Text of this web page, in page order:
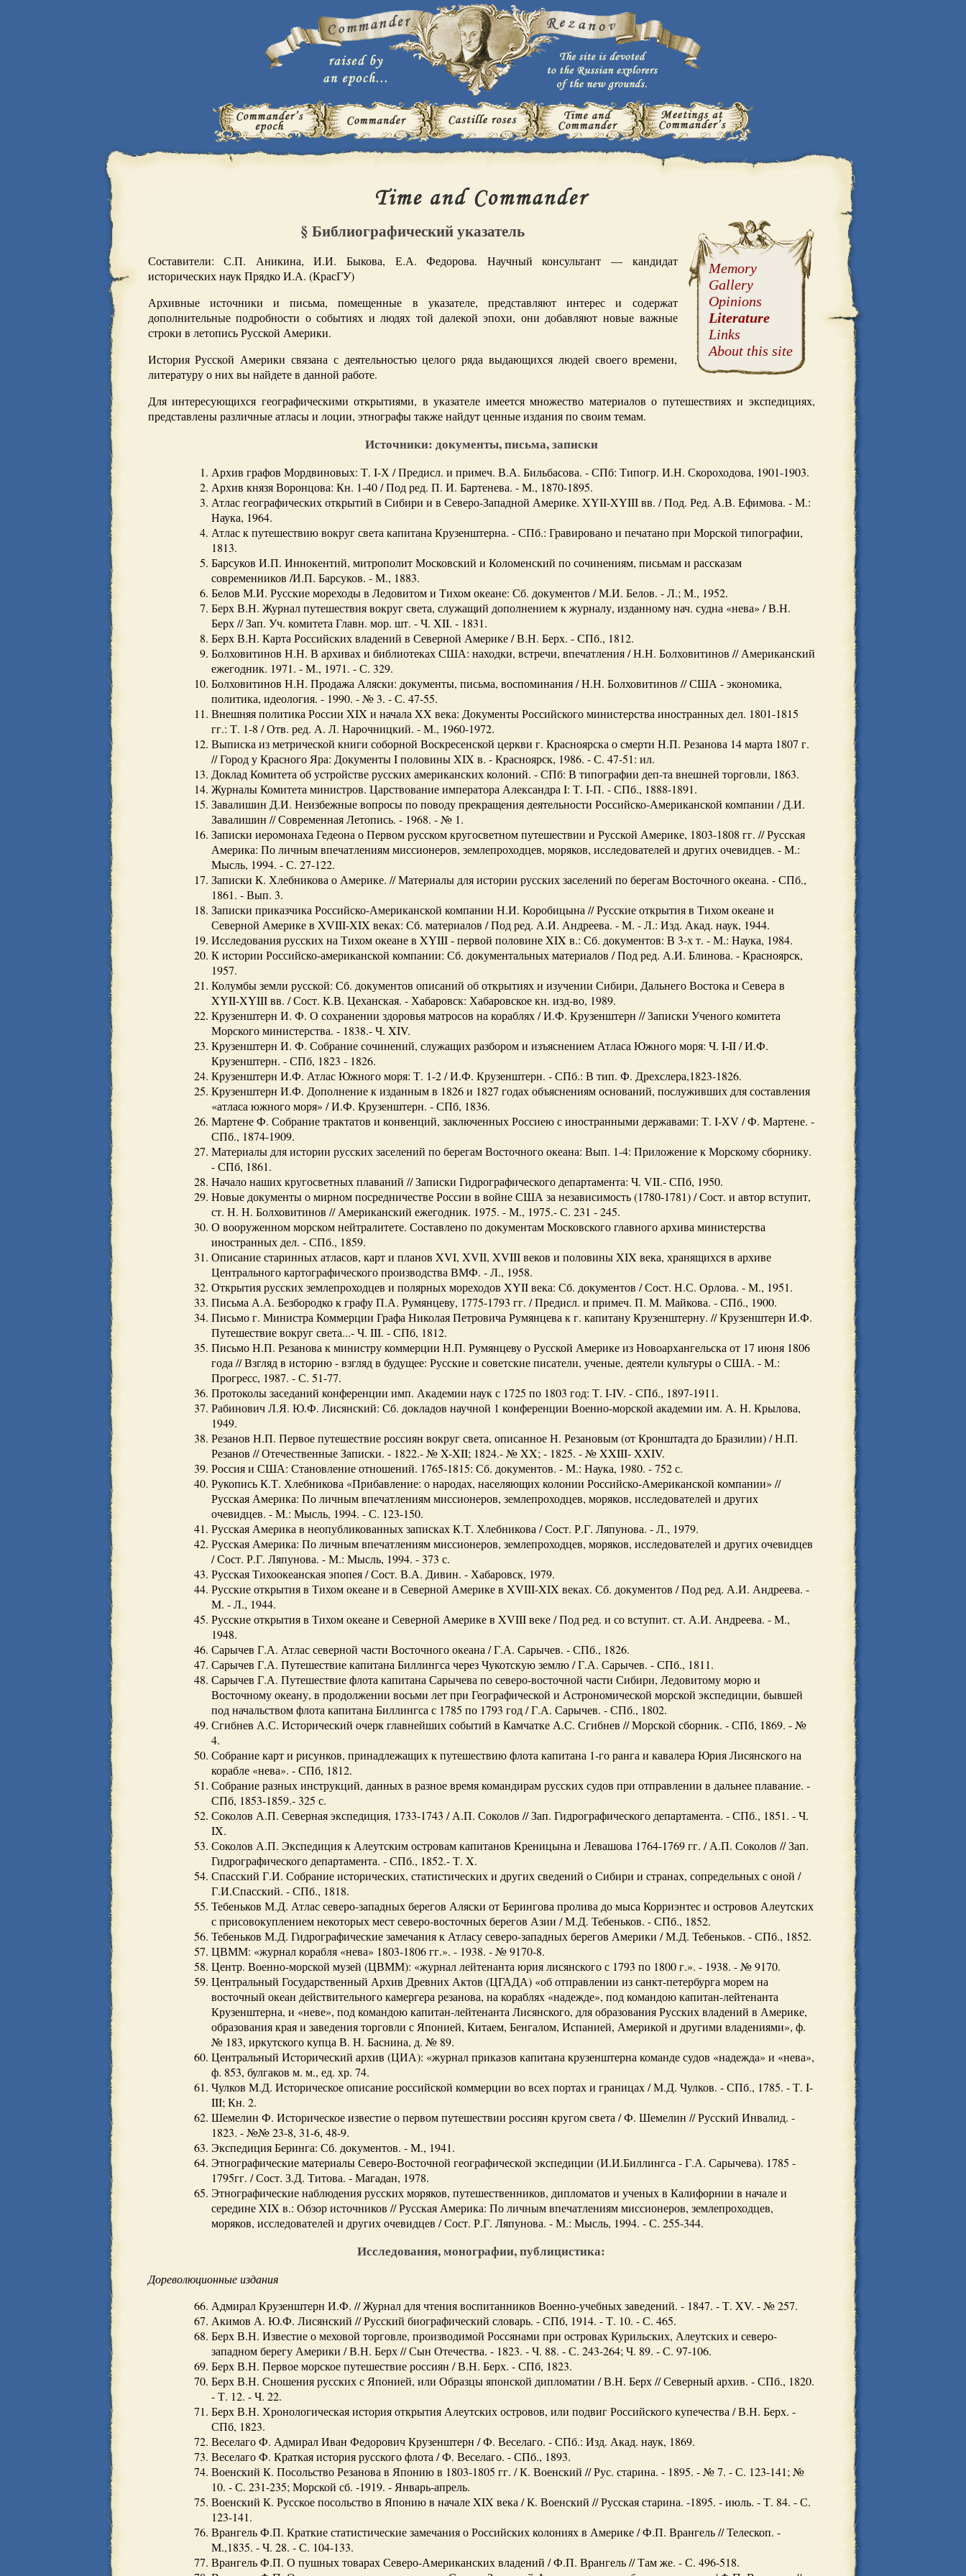
Memory
Gallery
Opinions
Literature
Links
About this site
§ Библиографический указатель
Составители: С.П. Аникина, И.И. Быкова, Е.А. Федорова. Научный консультант — кандидат
исторических наук Прядко И.А. (КрасГУ)
Архивные источники и письма, помещенные в указателе, представляют интерес и содержат
дополнительные подробности о событиях и людях той далекой эпохи, они добавляют новые важные
строки в летопись Русской Америки.
История Русской Америки связана с деятельностью целого ряда выдающихся людей своего времени,
литературу о них вы найдете в данной работе.
Для интересующихся географическими открытиями, в указателе имеется множество материалов о путешествиях и экспедициях,
представлены различные атласы и лоции, этнографы также найдут ценные издания по своим темам.
Источники: документы, письма, записки
Архив графов Мордвиновых: Т. I-Х / Предисл. и примеч. В.А. Бильбасова. - СПб: Типогр. И.Н. Скороходова, 1901-1903.
Архив князя Воронцова: Кн. 1-40 / Под ред. П. И. Бартенева. - М., 1870-1895.
Атлас географических открытий в Сибири и в Северо-Западной Америке. XYII-XYIII вв. / Под. Ред. А.В. Ефимова. - М.:
Наука, 1964.
Атлас к путешествию вокруг света капитана Крузенштерна. - СПб.: Гравировано и печатано при Морской типографии,
1813.
Барсуков И.П. Иннокентий, митрополит Московский и Коломенский по сочинениям, письмам и рассказам
современников /И.П. Барсуков. - М., 1883.
Белов М.И. Русские мореходы в Ледовитом и Тихом океане: Сб. документов / М.И. Белов. - Л.; М., 1952.
Берх В.Н. Журнал путешествия вокруг света, служащий дополнением к журналу, изданному нач. судна «нева» / В.Н.
Берх // Зап. Уч. комитета Главн. мор. шт. - Ч. XII. - 1831.
Берх В.Н. Карта Российских владений в Северной Америке / В.Н. Берх. - СПб., 1812.
Болховитинов Н.Н. В архивах и библиотеках США: находки, встречи, впечатления / Н.Н. Болховитинов // Американский
ежегодник. 1971. - М., 1971. - С. 329.
Болховитинов Н.Н. Продажа Аляски: документы, письма, воспоминания / Н.Н. Болховитинов // США - экономика,
политика, идеология. - 1990. - № 3. - С. 47-55.
Внешняя политика России XIX и начала XX века: Документы Российского министерства иностранных дел. 1801-1815
гг.: Т. 1-8 / Отв. ред. А. Л. Нарочницкий. - М., 1960-1972.
Выписка из метрической книги соборной Воскресенской церкви г. Красноярска о смерти Н.П. Резанова 14 марта 1807 г.
// Город у Красного Яра: Документы I половины XIX в. - Красноярск, 1986. - С. 47-51: ил.
Доклад Комитета об устройстве русских американских колоний. - СПб: В типографии деп-та внешней торговли, 1863.
Журналы Комитета министров. Царствование императора Александра I: Т. I-П. - СПб., 1888-1891.
Завалишин Д.И. Неизбежные вопросы по поводу прекращения деятельности Российско-Американской компании / Д.И.
Завалишин // Современная Летопись. - 1968. - № 1.
Записки иеромонаха Гедеона о Первом русском кругосветном путешествии и Русской Америке, 1803-1808 гг. // Русская
Америка: По личным впечатлениям миссионеров, землепроходцев, моряков, исследователей и других очевидцев. - М.:
Мысль, 1994. - С. 27-122.
Записки К. Хлебникова о Америке. // Материалы для истории русских заселений по берегам Восточного океана. - СПб.,
1861. - Вып. 3.
Записки приказчика Российско-Американской компании Н.И. Коробицына // Русские открытия в Тихом океане и
Северной Америке в XVIII-XIX веках: Сб. материалов / Под ред. А.И. Андреева. - М. - Л.: Изд. Акад. наук, 1944.
Исследования русских на Тихом океане в XYIII - первой половине XIX в.: Сб. документов: В 3-х т. - М.: Наука, 1984.
К истории Российско-американской компании: Сб. документальных материалов / Под ред. А.И. Блинова. - Красноярск,
1957.
Колумбы земли русской: Сб. документов описаний об открытиях и изучении Сибири, Дальнего Востока и Севера в
XYII-XYIII вв. / Сост. К.В. Цеханская. - Хабаровск: Хабаровское кн. изд-во, 1989.
Крузенштерн И. Ф. О сохранении здоровья матросов на кораблях / И.Ф. Крузенштерн // Записки Ученого комитета
Морского министерства. - 1838.- Ч. XIV.
Крузенштерн И. Ф. Собрание сочинений, служащих разбором и изъяснением Атласа Южного моря: Ч. I-II / И.Ф.
Крузенштерн. - СПб, 1823 - 1826.
Крузенштерн И.Ф. Атлас Южного моря: Т. 1-2 / И.Ф. Крузенштерн. - СПб.: В тип. Ф. Дрехслера,1823-1826.
Крузенштерн И.Ф. Дополнение к изданным в 1826 и 1827 годах объяснениям оснований, послуживших для составления
«атласа южного моря» / И.Ф. Крузенштерн. - СПб, 1836.
Мартене Ф. Собрание трактатов и конвенций, заключенных Россиею с иностранными державами: Т. I-XV / Ф. Мартене. -
СПб., 1874-1909.
Материалы для истории русских заселений по берегам Восточного океана: Вып. 1-4: Приложение к Морскому сборнику.
- СПб, 1861.
Начало наших кругосветных плаваний // Записки Гидрографического департамента: Ч. VII.- СПб, 1950.
Новые документы о мирном посредничестве России в войне США за независимость (1780-1781) / Сост. и автор вступит,
ст. Н. Н. Болховитинов // Американский ежегодник. 1975. - М., 1975.- С. 231 - 245.
О вооруженном морском нейтралитете. Составлено по документам Московского главного архива министерства
иностранных дел. - СПб., 1859.
Описание старинных атласов, карт и планов XVI, XVII, XVIII веков и половины XIX века, хранящихся в архиве
Центрального картографического производства ВМФ. - Л., 1958.
Открытия русских землепроходцев и полярных мореходов XYII века: Сб. документов / Сост. Н.С. Орлова. - М., 1951.
Письма А.А. Безбородко к графу П.А. Румянцеву, 1775-1793 гг. / Предисл. и примеч. П. М. Майкова. - СПб., 1900.
Письмо г. Министра Коммерции Графа Николая Петровича Румянцева к г. капитану Крузенштерну. // Крузенштерн И.Ф.
Путешествие вокруг света...- Ч. III. - СПб, 1812.
Письмо Н.П. Резанова к министру коммерции Н.П. Румянцеву о Русской Америке из Новоархангельска от 17 июня 1806
года // Взгляд в историю - взгляд в будущее: Русские и советские писатели, ученые, деятели культуры о США. - М.:
Прогресс, 1987. - С. 51-77.
Протоколы заседаний конференции имп. Академии наук с 1725 по 1803 год: Т. I-IV. - СПб., 1897-1911.
Рабинович Л.Я. Ю.Ф. Лисянский: Сб. докладов научной 1 конференции Военно-морской академии им. А. Н. Крылова,
1949.
Резанов Н.П. Первое путешествие россиян вокруг света, описанное Н. Резановым (от Кронштадта до Бразилии) / Н.П.
Резанов // Отечественные Записки. - 1822.- № X-XII; 1824.- № XX; - 1825. - № XXIII- XXIV.
Россия и США: Становление отношений. 1765-1815: Сб. документов. - М.: Наука, 1980. - 752 с.
Рукопись К.Т. Хлебникова «Прибавление: о народах, населяющих колонии Российско-Американской компании» //
Русская Америка: По личным впечатлениям миссионеров, землепроходцев, моряков, исследователей и других
очевидцев. - М.: Мысль, 1994. - С. 123-150.
Русская Америка в неопубликованных записках К.Т. Хлебникова / Сост. Р.Г. Ляпунова. - Л., 1979.
Русская Америка: По личным впечатлениям миссионеров, землепроходцев, моряков, исследователей и других очевидцев
/ Сост. Р.Г. Ляпунова. - М.: Мысль, 1994. - 373 с.
Русская Тихоокеанская эпопея / Сост. В.А. Дивин. - Хабаровск, 1979.
Русские открытия в Тихом океане и в Северной Америке в XVIII-XIX веках. Сб. документов / Под ред. А.И. Андреева. -
М. - Л., 1944.
Русские открытия в Тихом океане и Северной Америке в XVIII веке / Под ред. и со вступит. ст. А.И. Андреева. - М.,
1948.
Сарычев Г.А. Атлас северной части Восточного океана / Г.А. Сарычев. - СПб., 1826.
Сарычев Г.А. Путешествие капитана Биллингса через Чукотскую землю / Г.А. Сарычев. - СПб., 1811.
Сарычев Г.А. Путешествие флота капитана Сарычева по северо-восточной части Сибири, Ледовитому морю и
Восточному океану, в продолжении восьми лет при Географической и Астрономической морской экспедиции, бывшей
под начальством флота капитана Биллингса с 1785 по 1793 год / Г.А. Сарычев. - СПб., 1802.
Сгибнев А.С. Исторический очерк главнейших событий в Камчатке А.С. Сгибнев // Морской сборник. - СПб, 1869. - №
4.
Собрание карт и рисунков, принадлежащих к путешествию флота капитана 1-го ранга и кавалера Юрия Лисянского на
корабле «нева». - СПб, 1812.
Собрание разных инструкций, данных в разное время командирам русских судов при отправлении в дальнее плавание. -
СПб, 1853-1859.- 325 с.
Соколов А.П. Северная экспедиция, 1733-1743 / А.П. Соколов // Зап. Гидрографического департамента. - СПб., 1851. - Ч.
IX.
Соколов А.П. Экспедиция к Алеутским островам капитанов Креницына и Левашова 1764-1769 гг. / А.П. Соколов // Зап.
Гидрографического департамента. - СПб., 1852.- Т. X.
Спасский Г.И. Собрание исторических, статистических и других сведений о Сибири и странах, сопредельных с оной /
Г.И.Спасский. - СПб., 1818.
Тебеньков М.Д. Атлас северо-западных берегов Аляски от Берингова пролива до мыса Корриэнтес и островов Алеутских
с присовокуплением некоторых мест северо-восточных берегов Азии / М.Д. Тебеньков. - СПб., 1852.
Тебеньков М.Д. Гидрографические замечания к Атласу северо-западных берегов Америки / М.Д. Тебеньков. - СПб., 1852.
ЦВММ: «журнал корабля «нева» 1803-1806 гг.». - 1938. - № 9170-8.
Центр. Военно-морской музей (ЦВММ): «журнал лейтенанта юрия лисянского с 1793 по 1800 г.». - 1938. - № 9170.
Центральный Государственный Архив Древних Актов (ЦГАДА) «об отправлении из санкт-петербурга морем на
восточный океан действительного камергера резанова, на кораблях «надежде», под командою капитан-лейтенанта
Крузенштерна, и «неве», под командою капитан-лейтенанта Лисянского, для образования Русских владений в Америке,
образования края и заведения торговли с Японией, Китаем, Бенгалом, Испанией, Америкой и другими владениями», ф.
№ 183, иркутского купца В. Н. Баснина, д. № 89.
Центральный Исторический архив (ЦИА): «журнал приказов капитана крузенштерна команде судов «надежда» и «нева»,
ф. 853, булгаков м. м., ед. хр. 74.
Чулков М.Д. Историческое описание российской коммерции во всех портах и границах / М.Д. Чулков. - СПб., 1785. - Т. I-
III; Кн. 2.
Шемелин Ф. Историческое известие о первом путешествии россиян кругом света / Ф. Шемелин // Русский Инвалид. -
1823. - №№ 23-8, 31-6, 48-9.
Экспедиция Беринга: Сб. документов. - М., 1941.
Этнографические материалы Северо-Восточной географической экспедиции (И.И.Биллингса - Г.А. Сарычева). 1785 -
1795гг. / Сост. З.Д. Титова. - Магадан, 1978.
Этнографические наблюдения русских моряков, путешественников, дипломатов и ученых в Калифорнии в начале и
середине XIX в.: Обзор источников // Русская Америка: По личным впечатлениям миссионеров, землепроходцев,
моряков, исследователей и других очевидцев / Сост. Р.Г. Ляпунова. - М.: Мысль, 1994. - С. 255-344.
Исследования, монографии, публицистика:
Дореволюционные издания
Адмирал Крузенштерн И.Ф. // Журнал для чтения воспитанников Военно-учебных заведений. - 1847. - Т. XV. - № 257.
Акимов А. Ю.Ф. Лисянский // Русский биографический словарь. - СПб, 1914. - Т. 10. - С. 465.
Берх В.Н. Известие о меховой торговле, производимой Россянами при островах Курильских, Алеутских и северо-
западном берегу Америки / В.Н. Берх // Сын Отечества. - 1823. - Ч. 88. - С. 243-264; Ч. 89. - С. 97-106.
Берх В.Н. Первое морское путешествие россиян / В.Н. Берх. - СПб, 1823.
Берх В.Н. Сношения русских с Японией, или Образцы японской дипломатии / В.Н. Берх // Северный архив. - СПб., 1820.
- Т. 12. - Ч. 22.
Берх В.Н. Хронологическая история открытия Алеутских островов, или подвиг Российского купечества / В.Н. Берх. -
СПб, 1823.
Веселаго Ф. Адмирал Иван Федорович Крузенштерн / Ф. Веселаго. - СПб.: Изд. Акад. наук, 1869.
Веселаго Ф. Краткая история русского флота / Ф. Веселаго. - СПб., 1893.
Военский К. Посольство Резанова в Японию в 1803-1805 гг. / К. Военский // Рус. старина. - 1895. - № 7. - С. 123-141; №
10. - С. 231-235; Морской сб. -1919. - Январь-апрель.
Военский К. Русское посольство в Японию в начале XIX века / К. Военский // Русская старина. -1895. - июль. - Т. 84. - С.
123-141.
Врангель Ф.П. Краткие статистические замечания о Российских колониях в Америке / Ф.П. Врангель // Телескоп. -
М.,1835. - Ч. 28. - С. 104-133.
Врангель Ф.П. О пушных товарах Северо-Американских владений / Ф.П. Врангель // Там же. - С. 496-518.